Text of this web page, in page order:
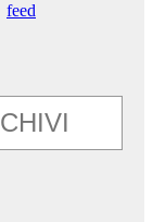
feed